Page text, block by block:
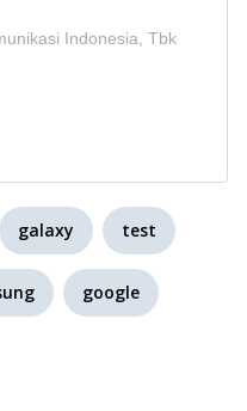
Indonesia, Tbk
galaxy test
google